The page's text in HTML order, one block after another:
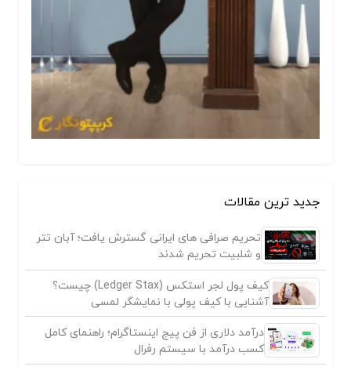
جدید ترین مقالات
تحریم صرافی های ایرانی گسترش یافت؛ آبان تتر
و شلبیت تحریم شدند
کیف پول لجر استکس (Ledger Stax) چیست؟
آشنایی با کیف پولی با نمایشگر لمسی
درآمد دلاری از فن پیج اینستاگرام؛ راهنمای کامل
کسب درآمد با سیستم رفرال